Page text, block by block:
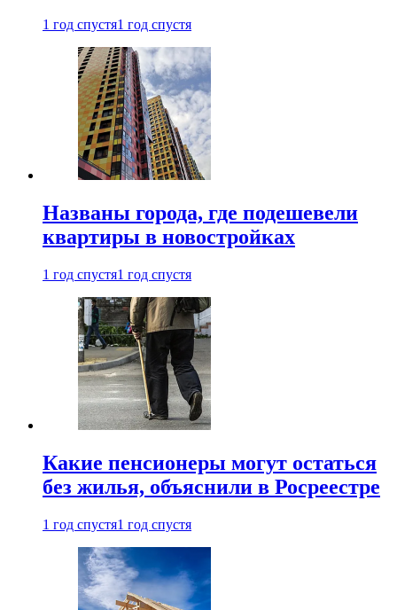
1 год спустя1 год спустя
Названы города, где подешевели
квартиры в новостройках
1 год спустя1 год спустя
Какие пенсионеры могут остаться
без жилья, объяснили в Росреестре
1 год спустя1 год спустя